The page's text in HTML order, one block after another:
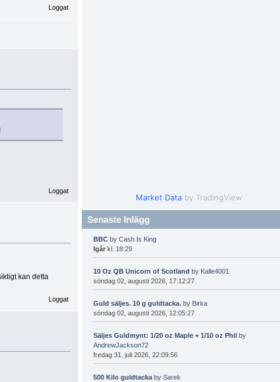
Loggat
Loggat
kan detta
Loggat
Market Data by TradingView
Senaste Inlägg
BBC byCash Is King
Igår kl. 18:29
10 Oz QB Unicorn of Scotland by Kalle4001
söndag 02, augusti 2026, 17:12:27
Guld säljes. 10 g guldtacka. by Birka
söndag 02, augusti 2026, 12:05:27
Säljes Guldmynt: 1/20 oz Maple + 1/10 oz Phil by
AndrewJackson72
fredag 31, juli 2026, 22:09:56
500 Kilo guldtacka bySarek